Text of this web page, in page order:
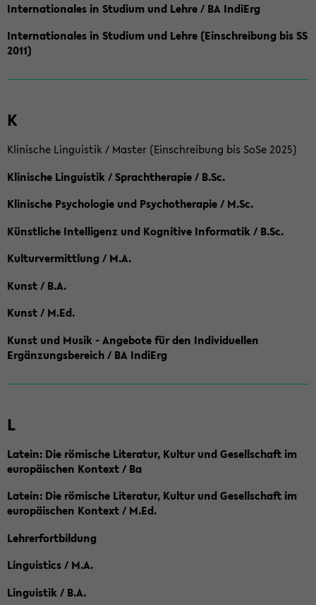
Internationales in Studium und Lehre / BA IndiErg
Internationales in Studium und Lehre (Einschreibung bis SS
2011)
K
Klinische Linguistik / Master (Einschreibung bis SoSe 2025)
Klinische Linguistik / Sprachtherapie / B.Sc.
Klinische Psychologie und Psychotherapie / M.Sc.
Künstliche Intelligenz und Kognitive Informatik / B.Sc.
Kulturvermittlung / M.A.
Kunst / B.A.
Kunst / M.Ed.
Kunst und Musik - Angebote für den Individuellen
Ergänzungsbereich / BA IndiErg
L
Latein: Die römische Literatur, Kultur und Gesellschaft im
europäischen Kontext / Ba
Latein: Die römische Literatur, Kultur und Gesellschaft im
europäischen Kontext / M.Ed.
Lehrerfortbildung
Linguistics / M.A.
Linguistik / B.A.